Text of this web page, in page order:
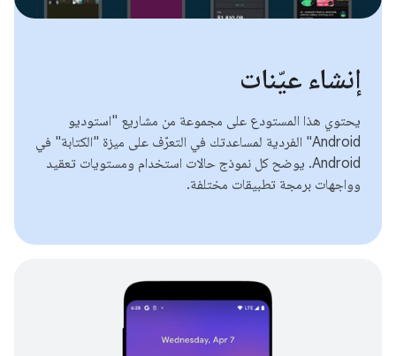
إنشاء عيّنات
يحتوي هذا المستودع على مجموعة من مشاريع "استوديو
Android" الفردية لمساعدتك في التعرّف على ميزة "الكتابة" في
Android. يوضح كل نموذج حالات استخدام ومستويات تعقيد
وواجهات برمجة تطبيقات مختلفة.